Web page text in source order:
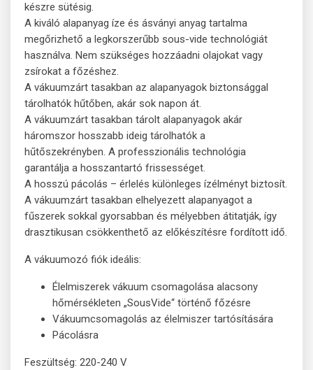
készre sütésig.
A kiváló alapanyag íze és ásványi anyag tartalma
megőrizhető a legkorszerűbb sous-vide technológiát
használva. Nem szükséges hozzáadni olajokat vagy
zsírokat a főzéshez.
A vákuumzárt tasakban az alapanyagok biztonsággal
tárolhatók hűtőben, akár sok napon át.
A vákuumzárt tasakban tárolt alapanyagok akár
háromszor hosszabb ideig tárolhatók a
hűtőszekrényben. A professzionális technológia
garantálja a hosszantartó frissességet.
A hosszú pácolás – érlelés különleges ízélményt biztosít.
A vákuumzárt tasakban elhelyezett alapanyagot a
fűszerek sokkal gyorsabban és mélyebben átitatják, így
drasztikusan csökkenthető az előkészítésre fordított idő.
A vákuumozó fiók ideális:
Élelmiszerek vákuum csomagolása alacsony
hőmérsékleten „SousVide“ történő főzésre
Vákuumcsomagolás az élelmiszer tartósítására
Pácolásra
Feszültség: 220-240 V